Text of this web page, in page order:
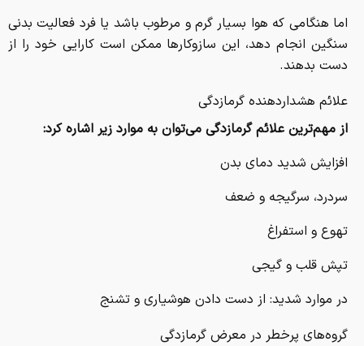
اما هنگامی که هوا بسیار گرم و مرطوب باشد یا فرد فعالیت بدنی
سنگین انجام دهد، این سازوکارها ممکن است کارایی خود را از
دست بدهند.
علائم هشداردهنده گرمازدگی
از مهم‌ترین علائم گرمازدگی می‌توان به موارد زیر اشاره کرد:
افزایش شدید دمای بدن
سردرد، سرگیجه و ضعف
تهوع و استفراغ
تپش قلب و گیجی
در موارد شدید: از دست دادن هوشیاری و تشنج
گروه‌های پرخطر در معرض گرمازدگی